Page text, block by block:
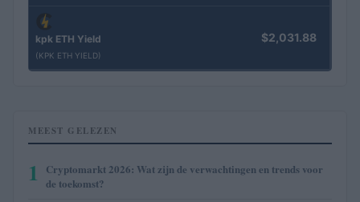
kpk ETH Yield
(KPK ETH YIELD)
$2,031.88
MEEST GELEZEN
1
Cryptomarkt 2026: Wat zijn de verwachtingen en trends voor
de toekomst?